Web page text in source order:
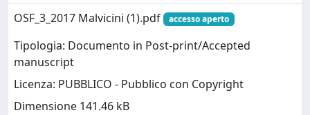
OSF_3_2017 Malvicini (1).pdf
accesso aperto
Tipologia: Documento in Post-print/Accepted
manuscript
Licenza: PUBBLICO - Pubblico con Copyright
Dimensione 141.46 kB